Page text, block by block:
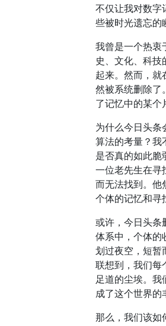
不仅让我对数字
些被时光遗忘的
我曾是一个热衷
史、文化、科技
起来。然而，就
然被系统删除了
了记忆中的某个
为什么今日头条
算法的考量？我
是否真的如此脆
一位老先生在寻
而无法找到。他
个体的记忆和寻
或许，今日头条
体系中，个体的
划过夜空，短暂
联想到，我们每
足道的尘埃。我
成了这个世界的
那么，我们该如